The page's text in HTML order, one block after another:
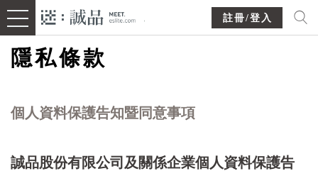
註冊/登入
隱私條款
個人資料保護告知暨同意事項
誠品股份有限公司及關係企業個人資料保護告